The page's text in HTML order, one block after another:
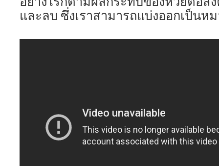
และลบ ซึ่งเราสามารถแบ่งออกเป็นห